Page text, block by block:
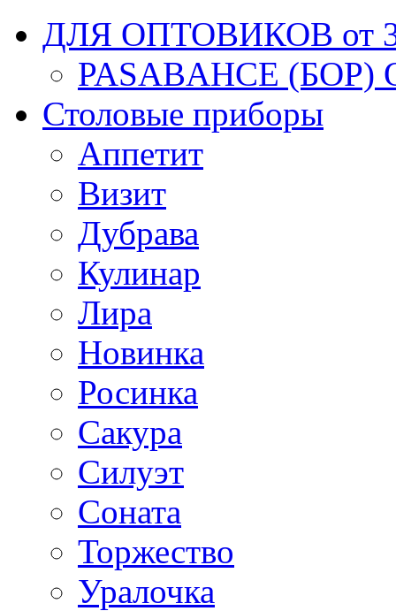
ДЛЯ ОПТОВИКОВ от
PASABAHCE (БОР)
Столовые приборы
Аппетит
Визит
Дубрава
Кулинар
Лира
Новинка
Росинка
Сакура
Силуэт
Соната
Торжество
Уралочка